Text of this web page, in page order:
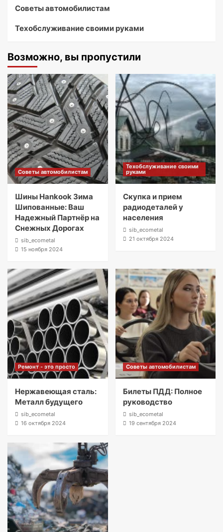
Советы автомобилистам
Техобслуживание своими руками
Возможно, вы пропустили
Советы автомобилистам
Шины Hankook Зима
Шипованные: Ваш
Надежный Партнёр на
Снежных Дорогах
sib_ecometal
15 ноября 2024
Техобслуживание своими
руками
Скупка и прием
радиодеталей у
населения
sib_ecometal
21 октября 2024
Ремонт - это просто
Нержавеющая сталь:
Металл будущего
sib_ecometal
16 октября 2024
Советы автомобилистам
Билеты ПДД: Полное
руководство
sib_ecometal
19 сентября 2024